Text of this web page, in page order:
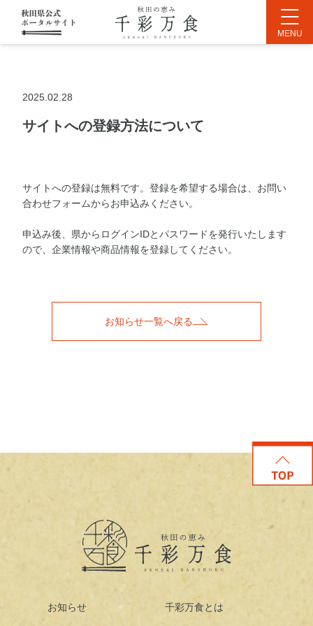
2025.02.28
サイトへの登録方法について
サイトへの登録は無料です。登録を希望する場合は、お問い
合わせフォームからお申込みください。
申込み後、県からログインIDとパスワードを発行いたします
ので、企業情報や商品情報を登録してください。
お知らせ一覧へ戻る
お知らせ 千彩万食とは